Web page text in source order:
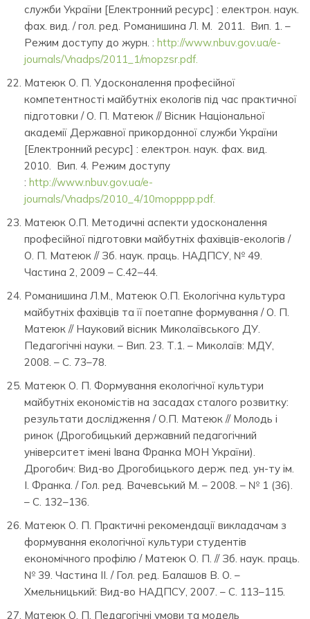
служби України [Електронний ресурс] : електрон. наук.
фах. вид. / гол. ред. Романишина Л. М. 2011. Вип. 1. –
Режим доступу до журн. : http://www.nbuv.gov.ua/e-
journals/Vnadps/2011_1/mopzsr.pdf.
Матеюк О. П. Удосконалення професійної
компетентності майбутніх екологів під час практичної
підготовки / О. П. Матеюк // Вісник Національної
академії Державної прикордонної служби України
[Електронний ресурс] : електрон. наук. фах. вид.
2010. Вип. 4. Режим доступу
: http://www.nbuv.gov.ua/e-
journals/Vnadps/2010_4/10mopppp.pdf.
Матеюк О.П. Методичні аспекти удосконалення
професійної підготовки майбутніх фахівців-екологів /
О. П. Матеюк // Зб. наук. праць. НАДПСУ, № 49.
Частина 2, 2009 – С.42–44.
Романишина Л.М., Матеюк О.П. Екологічна культура
майбутніх фахівців та її поетапне формування / О. П.
Матеюк // Науковий вісник Миколаївського ДУ.
Педагогічні науки. – Вип. 23. Т.1. – Миколаїв: МДУ,
2008. – С. 73–78.
Матеюк О. П. Формування екологічної культури
майбутніх економістів на засадах сталого розвитку:
результати дослідження / О.П. Матеюк // Молодь і
ринок (Дрогобицький державний педагогічний
університет імені Івана Франка МОН України).
Дрогобич: Вид-во Дрогобицького держ. пед. ун-ту ім.
І. Франка. / Гол. ред. Вачевський М. – 2008. – № 1 (36).
– С. 132–136.
Матеюк О. П. Практичні рекомендації викладачам з
формування екологічної культури студентів
економічного профілю / Матеюк О. П. // Зб. наук. праць.
№ 39. Частина ІІ. / Гол. ред. Балашов В. О. –
Хмельницький: Вид-во НАДПСУ, 2007. – С. 113–115.
Матеюк О. П. Педагогічні умови та модель